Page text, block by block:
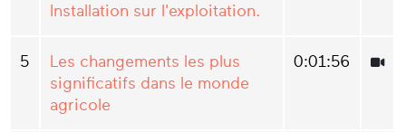
Installation sur l'exploitation.
5
Les changements les plus
significatifs dans le monde
agricole
0:01:56